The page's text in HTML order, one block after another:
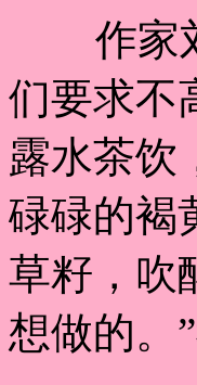
作家刘
们要求不
露水茶饮
碌碌的褐
草籽，吹
想做的。